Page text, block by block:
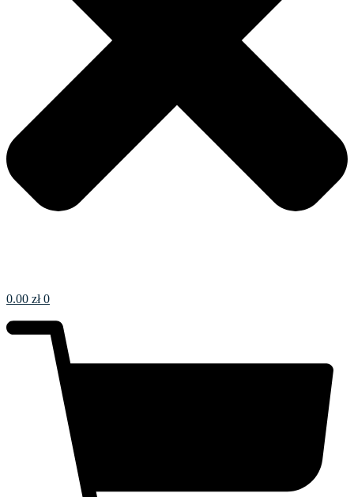
0.00 zł 0